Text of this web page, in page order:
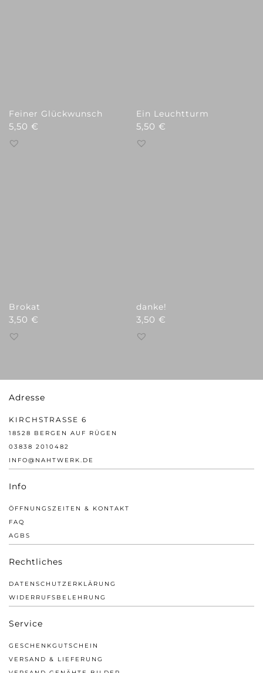
Feiner Glückwunsch
5,50 €
Ein Leuchtturm
5,50€
Brokat
3,50 €
danke!
3,50€
Adresse
KIRCHSTRASSE 6
18528 BERGEN AUF RÜGEN
03838 2010482
INFO@NAHTWERK.DE
Info
ÖFFNUNGSZEITEN & KONTAKT
FAQ
AGBS
Rechtliches
DATENSCHUTZERKLÄRUNG
WIDERRUFSBELEHRUNG
Service
GESCHENKGUTSCHEIN
VERSAND & LIEFERUNG